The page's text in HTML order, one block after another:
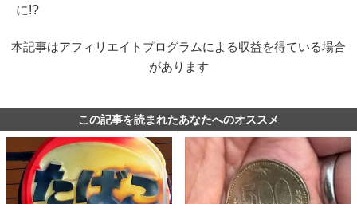
に!?
本記事はアフィリエイトプログラムによる収益を得ている場合
があります
この記事を読まれたあなたへのオススメ